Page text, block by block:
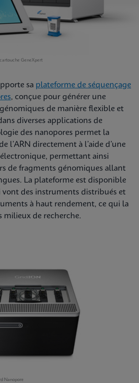
GeneXpert
sa plateforme de séquençage
, conçue pour générer une
de manière flexible et
diverses applications de
des nanopores permet la
l’ARN directement à l’aide d’une
permettant ainsi
de fragments génomiques allant
La plateforme est disponible
vont des instruments distribués et
à haut rendement, ce qui la
milieux de recherche.
Nanopore